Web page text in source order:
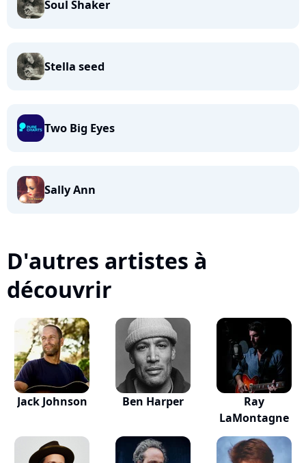
Soul Shaker
Stella seed
Two Big Eyes
Sally Ann
D'autres artistes à
découvrir
Jack Johnson Ben Harper
Ray
LaMontagne